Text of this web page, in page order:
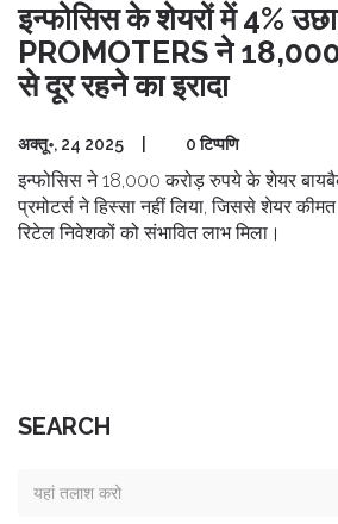
इन्फोसिस के शेयरों में 4%
PROMOTERS ने
से दूर रहने का इरादा
अक्तू॰, 24 2025 0 टिप्पणि
इन्फोसिस ने 18,000 करोड़ रुपये के शेयर
प्रमोटर्स ने हिस्सा नहीं लिया, जिससे शेयर
रिटेल निवेशकों को संभावित लाभ मिला।
SEARCH